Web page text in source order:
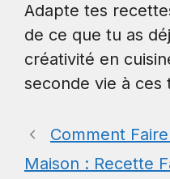
Adapte tes
de ce que tu as
créativité en
seconde vie à ces
Comment
Maison : Recette